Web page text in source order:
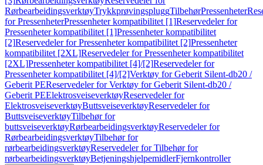
RørbearbeidingsverktøyTrykkprøvingspluggTilbehørPressenheter
for PressenheterPressenheter kompatibilitet [1]Reservedeler for
Pressenheter kompatibilitet [1]Pressenheter kompatibilitet
[2]Reservedeler for Pressenheter kompatibilitet [2]Pressenheter
kompatibilitet [2XL]Reservedeler for Pressenheter kompatibilitet
[2XL]Pressenheter kompatibilitet [4]/[2]Reservedeler for
Pressenheter kompatibilitet [4]/[2]Verktøy for Geberit Silent-db20 /
Geberit PEReservedeler for Verktøy for Geberit Silent-db20 /
Geberit PEElektrosveiseverktøyReservedeler for
ElektrosveiseverktøyButtsveiseverktøyReservedeler for
ButtsveiseverktøyTilbehør for
buttsveiseverktøyRørbearbeidingsverktøyReservedeler for
RørbearbeidingsverktøyTilbehør for
rørbearbeidingsverktøyReservedeler for Tilbehør for
rørbearbeidingsverktøyBetjeningshjelpemidlerFjernkontroller